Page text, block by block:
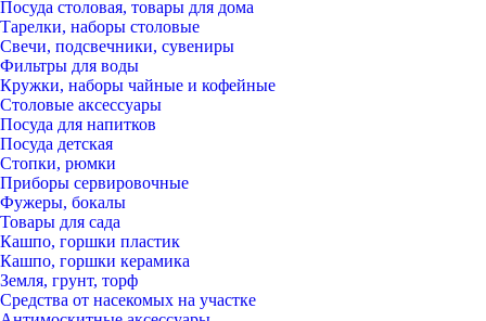
Посуда столовая, товары для дома
Тарелки, наборы столовые
Свечи, подсвечники, сувениры
Фильтры для воды
Кружки, наборы чайные и кофейные
Столовые аксессуары
Посуда для напитков
Посуда детская
Стопки, рюмки
Приборы сервировочные
Фужеры, бокалы
Товары для сада
Кашпо, горшки пластик
Кашпо, горшки керамика
Земля, грунт, торф
Средства от насекомых на участке